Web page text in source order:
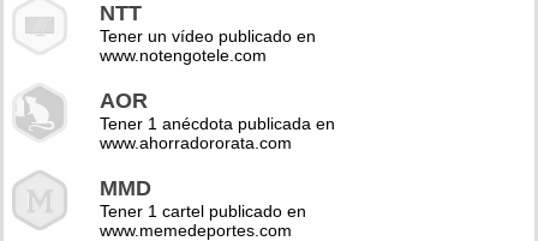
NTT
Tener un vídeo publicado en
www.notengotele.com
AOR
Tener 1 anécdota publicada en
www.ahorradororata.com
MMD
Tener 1 cartel publicado en
www.memedeportes.com